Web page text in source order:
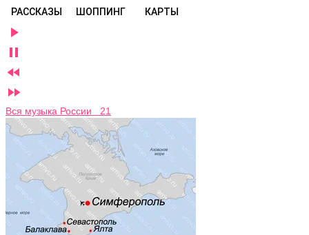
РАССКАЗЫ ШОППИНГ КАРТЫ




Вся музыка России 21